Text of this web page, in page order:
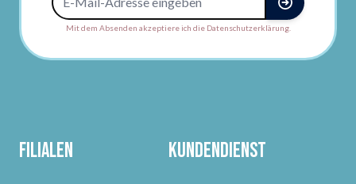
Mit dem Absenden akzeptiere ich die Datenschutzerklärung.
Filialen Kundendienst